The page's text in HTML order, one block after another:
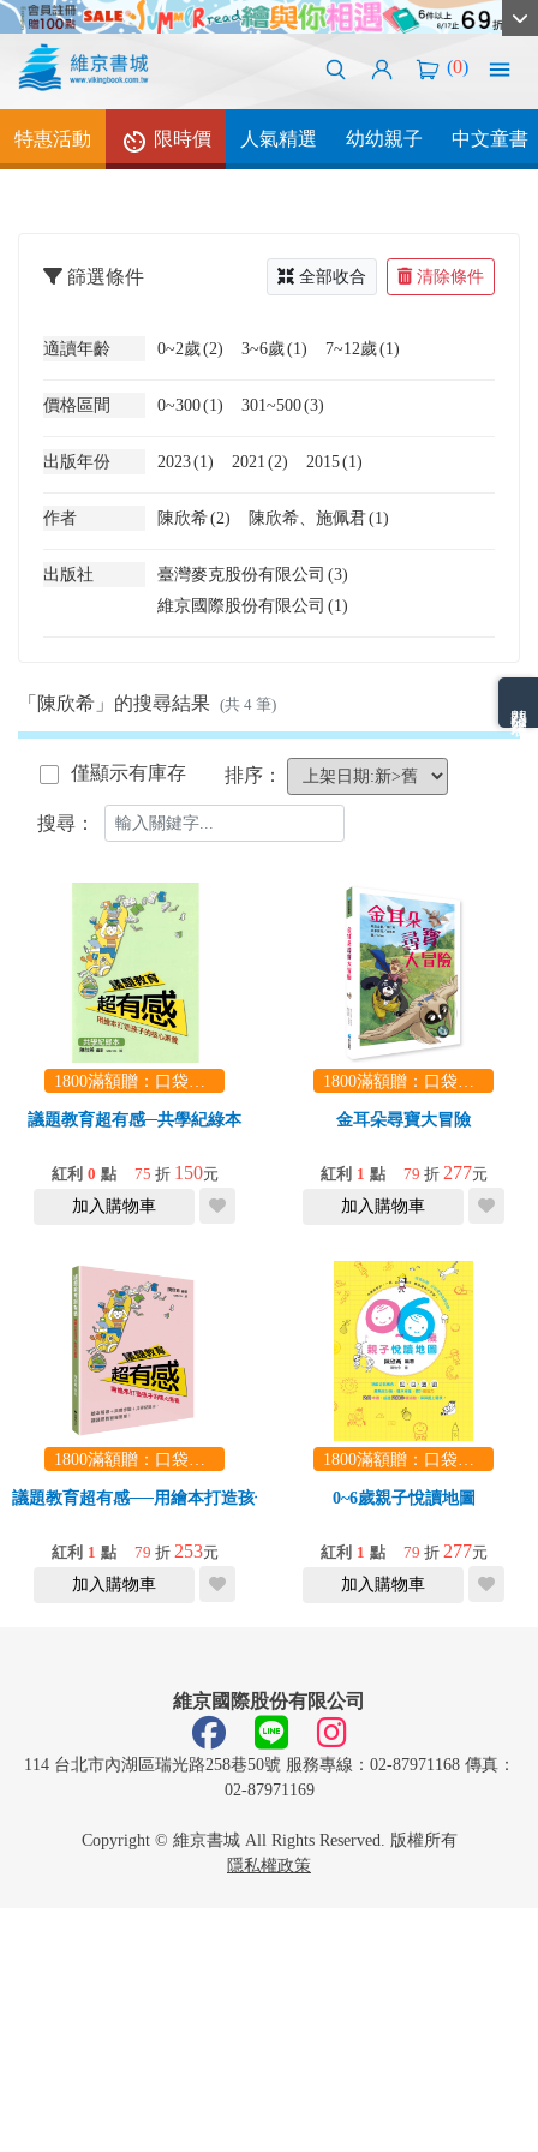
(0)
特惠活動 限時價 人氣精選 幼幼親子 中文童書
篩選條件 全部收合 清除條件
適讀年齡 0~2歲(2) 3~6歲(1) 7~12歲(1)
價格區間 0~300(1) 301~500(3)
出版年份 2023(1) 2021 (2) 2015(1)
作者 陳欣希(2) 陳欣希、施佩君(1)
出版社 臺灣麥克股份有限公司 (3)
維京國際股份有限公司 (1)
「陳欣希」的搜尋結果 (共 4 筆)
僅顯示有庫存 排序：
搜尋：
1800滿額贈：口袋玩具一份（隨機出貨） (summer read)
議題教育超有感─共學紀綠本
紅利 0 點 75 折 150元
加入購物車
1800滿額贈：口袋玩具一份（隨機出貨） (summer read)
金耳朵尋寶大冒險
紅利 1 點 79 折 277元
加入購物車
1800滿額贈：口袋玩具一份（隨機出貨） (summer read)
議題教育超有感──用繪本打造孩子的核心素養
紅利 1 點 79 折 253元
加入購物車
1800滿額贈：口袋玩具一份（隨機出貨） (summer read)
0~6歲親子悅讀地圖
紅利 1 點 79 折 277元
加入購物車
維京國際股份有限公司
114 台北市內湖區瑞光路258巷50號 服務專線：02-87971168 傳真：
02-87971169
Copyright © 維京書城 All Rights Reserved. 版權所有
隱私權政策